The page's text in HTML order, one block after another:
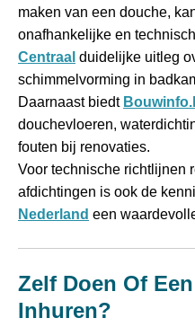
maken van een douche,
onafhankelijke en
Centraal duidelijke uitleg
schimmelvorming in
Daarnaast biedt
douchevloeren,
fouten bij renovaties.
Voor technische richtlijnen
afdichtingen is ook de
Nederland een
Zelf Doen Of
Inhuren?